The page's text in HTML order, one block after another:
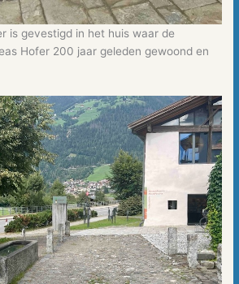
is gevestigd in het huis waar de
Hofer 200 jaar geleden gewoond en